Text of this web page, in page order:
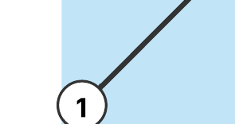
Öffnen Sie diese Vorlage, um ein detailliertes
Customer Journey Map anzeigen zu lassen,
Anwendungsfall anpassen können.
Verwandte Vorlagen